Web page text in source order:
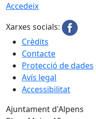
Accedeix
Xarxes socials:
Crèdits
Contacte
Protecció de dades
Avís legal
Accessibilitat
Ajuntament d'Alpens